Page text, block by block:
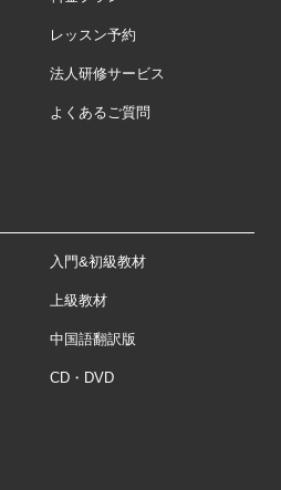
レッスン予約
法人研修サービス
よくあるご質問
入門&初級教材
上級教材
中国語翻訳版
CD・DVD